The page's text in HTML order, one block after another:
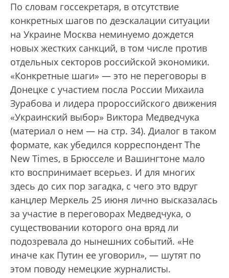
По словам госсекретаря, в отсутствие
конкретных шагов по деэскалации ситуации
на Украине Москва неминуемо дождется
новых жестких санкций, в том числе против
отдельных секторов российской экономики.
«Конкретные шаги» — это не переговоры в
Донецке с участием посла России Михаила
Зурабова и лидера пророссийского движения
«Украинский выбор» Виктора Медведчука
(материал о нем — на стр. 34). Диалог в таком
формате, как убедился корреспондент The
New Times, в Брюсселе и Вашингтоне мало
кто воспринимает всерьез. И для многих
здесь до сих пор загадка, с чего это вдруг
канцлер Меркель 25 июня лично высказалась
за участие в переговорах Медведчука, о
существовании которого она вряд ли
подозревала до нынешних событий. «Не
иначе как Путин ее уговорил», — шутят по
этом поводу немецкие журналисты.